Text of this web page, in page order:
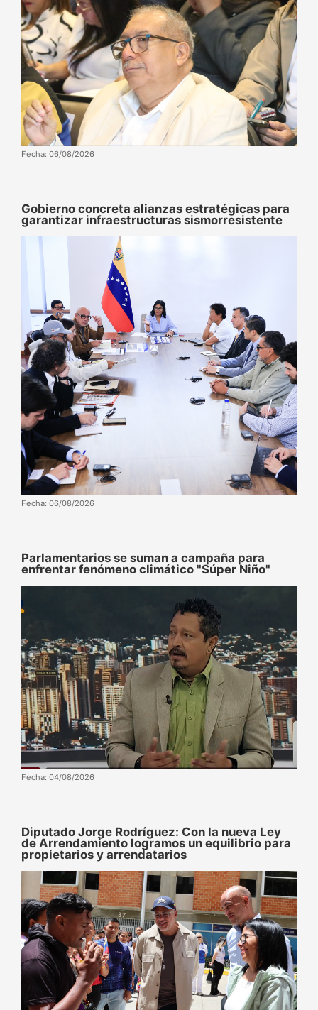
Fecha: 06/08/2026
Gobierno concreta alianzas estratégicas para
garantizar infraestructuras sismorresistente
Fecha: 06/08/2026
Parlamentarios se suman a campaña para
enfrentar fenómeno climático "Súper Niño"
Fecha: 04/08/2026
Diputado Jorge Rodríguez: Con la nueva Ley
de Arrendamiento logramos un equilibrio para
propietarios y arrendatarios